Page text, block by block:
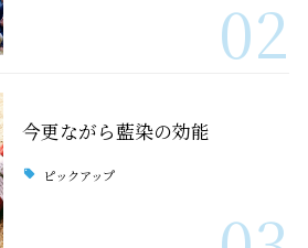
02
今更ながら藍染の効能
ピックアップ